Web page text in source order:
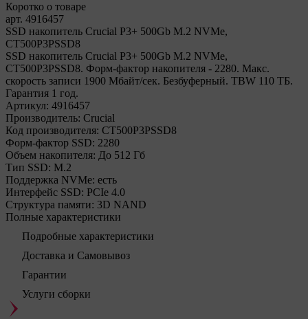
Коротко о товаре
арт. 4916457
SSD накопитель Crucial P3+ 500Gb M.2 NVMe,
CT500P3PSSD8
SSD накопитель Crucial P3+ 500Gb M.2 NVMe,
CT500P3PSSD8. Форм-фактор накопителя - 2280. Макс.
скорость записи 1900 Мбайт/сек. Безбуферный. TBW 110 ТБ.
Гарантия 1 год.
Артикул: 4916457
Производитель: Crucial
Код производителя: CT500P3PSSD8
Форм-фактор SSD: 2280
Объем накопителя: До 512 Гб
Тип SSD: М.2
Поддержка NVMe: есть
Интерфейс SSD: PCIe 4.0
Структура памяти: 3D NAND
Полные характеристики
Подробные характеристики
Доставка и Самовывоз
Гарантии
Услуги сборки